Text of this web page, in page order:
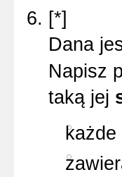
[*]
Dana
Napisz
taką jej